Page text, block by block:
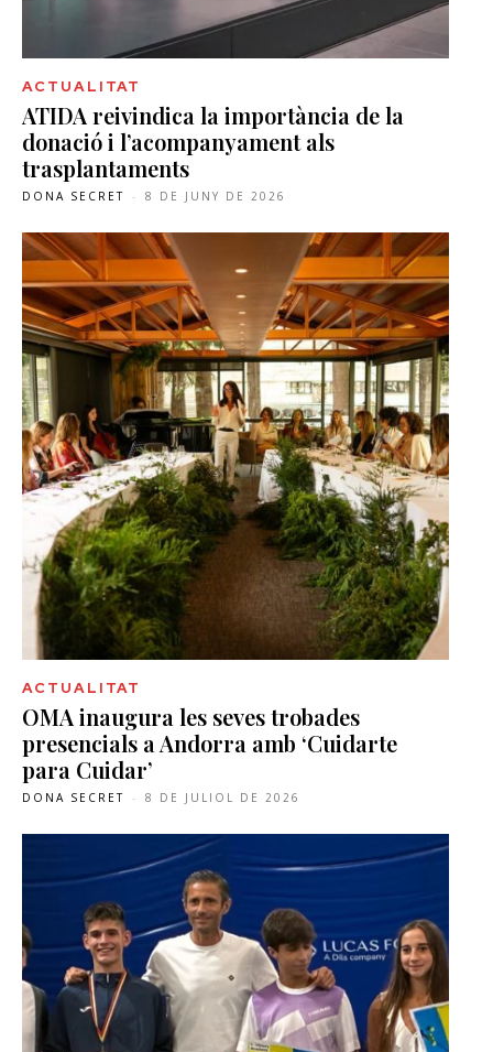
ACTUALITAT
ATIDA reivindica la importància de la
donació i l’acompanyament als
trasplantaments
DONA SECRET - 8 DE JUNY DE 2026
ACTUALITAT
OMA inaugura les seves trobades
presencials a Andorra amb ‘Cuidarte
para Cuidar’
DONA SECRET - 8 DE JULIOL DE 2026